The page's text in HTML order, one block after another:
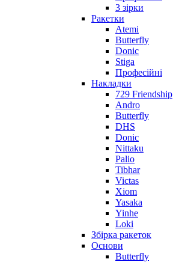
3 зірки
Ракетки
Atemi
Butterfly
Donic
Stiga
Професійні
Накладки
729 Friendship
Andro
Butterfly
DHS
Donic
Nittaku
Palio
Tibhar
Victas
Xiom
Yasaka
Yinhe
Loki
Збірка ракеток
Основи
Butterfly